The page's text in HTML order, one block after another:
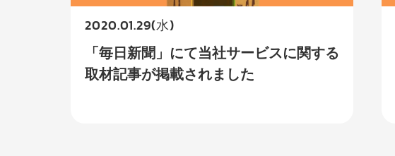
2020.01.29(水)
「毎日新聞」にて当社サービスに関する
取材記事が掲載されました